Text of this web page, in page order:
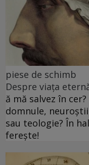
piese de schimb
Despre viața
ă mă salvez în
domnule,
sau teologie? În
ferește!